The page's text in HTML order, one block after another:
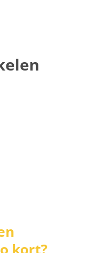
kort?